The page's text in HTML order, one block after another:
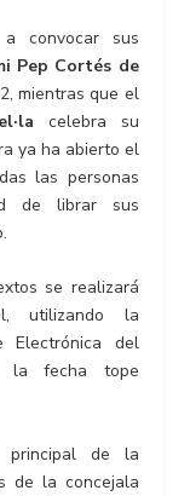
convocar sus
Pep Cortés de
mientras que el
celebra su
ya ha abierto el
las personas
de librar sus
se realizará
utilizando la
Electrónica del
la fecha tope
principal de la
de la concejala